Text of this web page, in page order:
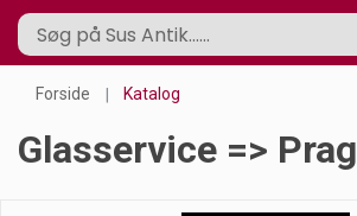
Forside Katalog
Glasservice => Prag